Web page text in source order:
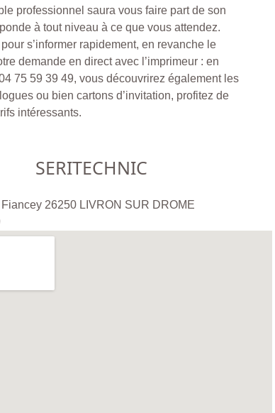
professionnel saura vous faire part de son
à tout niveau à ce que vous attendez.
s’informer rapidement, en revanche le
demande en direct avec l’imprimeur : en
75 59 39 49, vous découvrirez également les
ou bien cartons d’invitation, profitez de
intéressants.
SERITECHNIC
26250 LIVRON SUR DROME